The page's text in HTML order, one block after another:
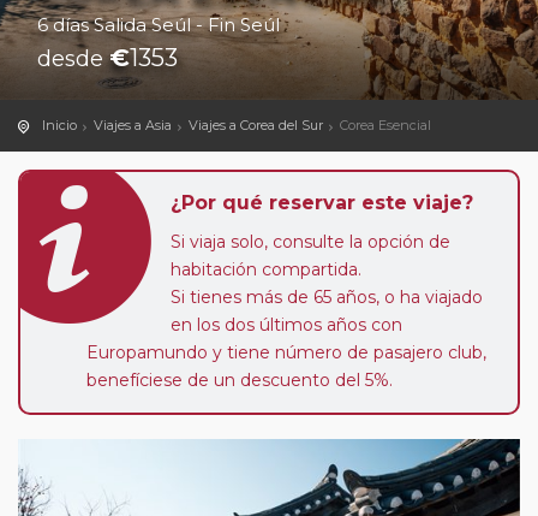
6 días Salida Seúl - Fin Seúl
desde€1353
Inicio Viajes a Asia Viajes a Corea del Sur Corea Esencial
¿Por qué reservar este viaje?
Si viaja solo, consulte la opción de
habitación compartida.
Si tienes más de 65 años, o ha viajado
en los dos últimos años con
Europamundo y tiene número de pasajero club,
benefíciese de un descuento del 5%.